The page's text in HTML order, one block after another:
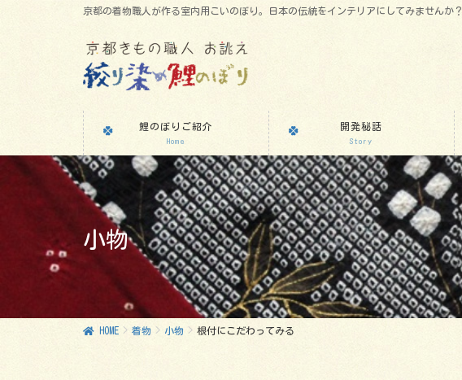
京都の着物職人が作る室内用こいのぼり。日本の伝統をインテリアにしてみませんか？
鯉のぼりご紹介
Home
開発秘話
Story
小物
HOME 着物 小物 根付にこだわってみる